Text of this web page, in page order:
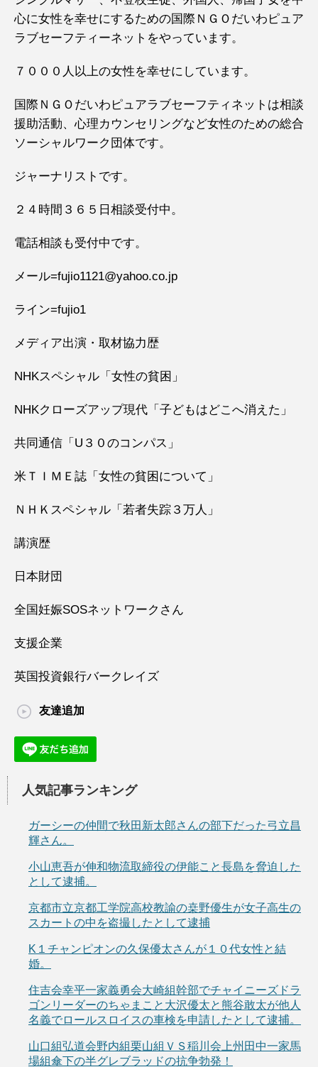
心に女性を幸せにするための国際ＮＧＯだいわピュア
ラブセーフティーネットをやっています。
７０００人以上の女性を幸せにしています。
国際ＮＧＯだいわピュアラブセーフティネットは相談
援助活動、心理カウンセリングなど女性のための総合
ソーシャルワーク団体です。
ジャーナリストです。
２４時間３６５日相談受付中。
電話相談も受付中です。
メール=fujio1121@yahoo.co.jp
ライン=fujio1
メディア出演・取材協力歴
NHKスペシャル「女性の貧困」
NHKクローズアップ現代「子どもはどこへ消えた」
共同通信「U３０のコンパス」
米ＴＩＭＥ誌「女性の貧困について」
ＮＨＫスペシャル「若者失踪３万人」
講演歴
日本財団
全国妊娠SOSネットワークさん
支援企業
英国投資銀行バークレイズ
友達追加
人気記事ランキング
ガーシーの仲間で秋田新太郎さんの部下だった弓立昌
輝さん。
小山恵吾が伸和物流取締役の伊能こと長島を脅迫した
として逮捕。
京都市立京都工学院高校教諭の桒野優生が女子高生の
スカートの中を盗撮したとして逮捕
K１チャンピオンの久保優太さんが１０代女性と結
婚。
住吉会幸平一家義勇会大崎組幹部でチャイニーズドラ
ゴンリーダーのちゃまこと大沢優太と熊谷敢太が他人
名義でロールスロイスの車検を申請したとして逮捕。
山口組弘道会野内組栗山組ＶＳ稲川会上州田中一家馬
場組傘下の半グレブラッドの抗争勃発！